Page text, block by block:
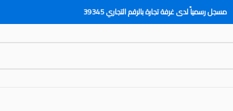
مسجل رسمياً لدى غرفة تجارة بالرقم التجاري 39345